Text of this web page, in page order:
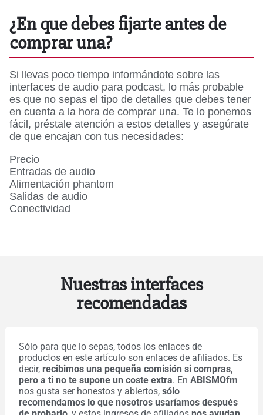
¿En que debes fijarte antes de
comprar una?
Si llevas poco tiempo informándote sobre las
interfaces de audio para podcast, lo más probable
es que no sepas el tipo de detalles que debes tener
en cuenta a la hora de comprar una. Te lo ponemos
fácil, préstale atención a estos detalles y asegúrate
de que encajan con tus necesidades:
Precio
Entradas de audio
Alimentación phantom
Salidas de audio
Conectividad
Nuestras interfaces
recomendadas
Sólo para que lo sepas, todos los enlaces de
productos en este artículo son enlaces de afiliados. Es
decir, recibimos una pequeña comisión si compras,
pero a ti no te supone un coste extra. En ABISMOfm
nos gusta ser honestos y abiertos, sólo
recomendamos lo que nosotros usaríamos después